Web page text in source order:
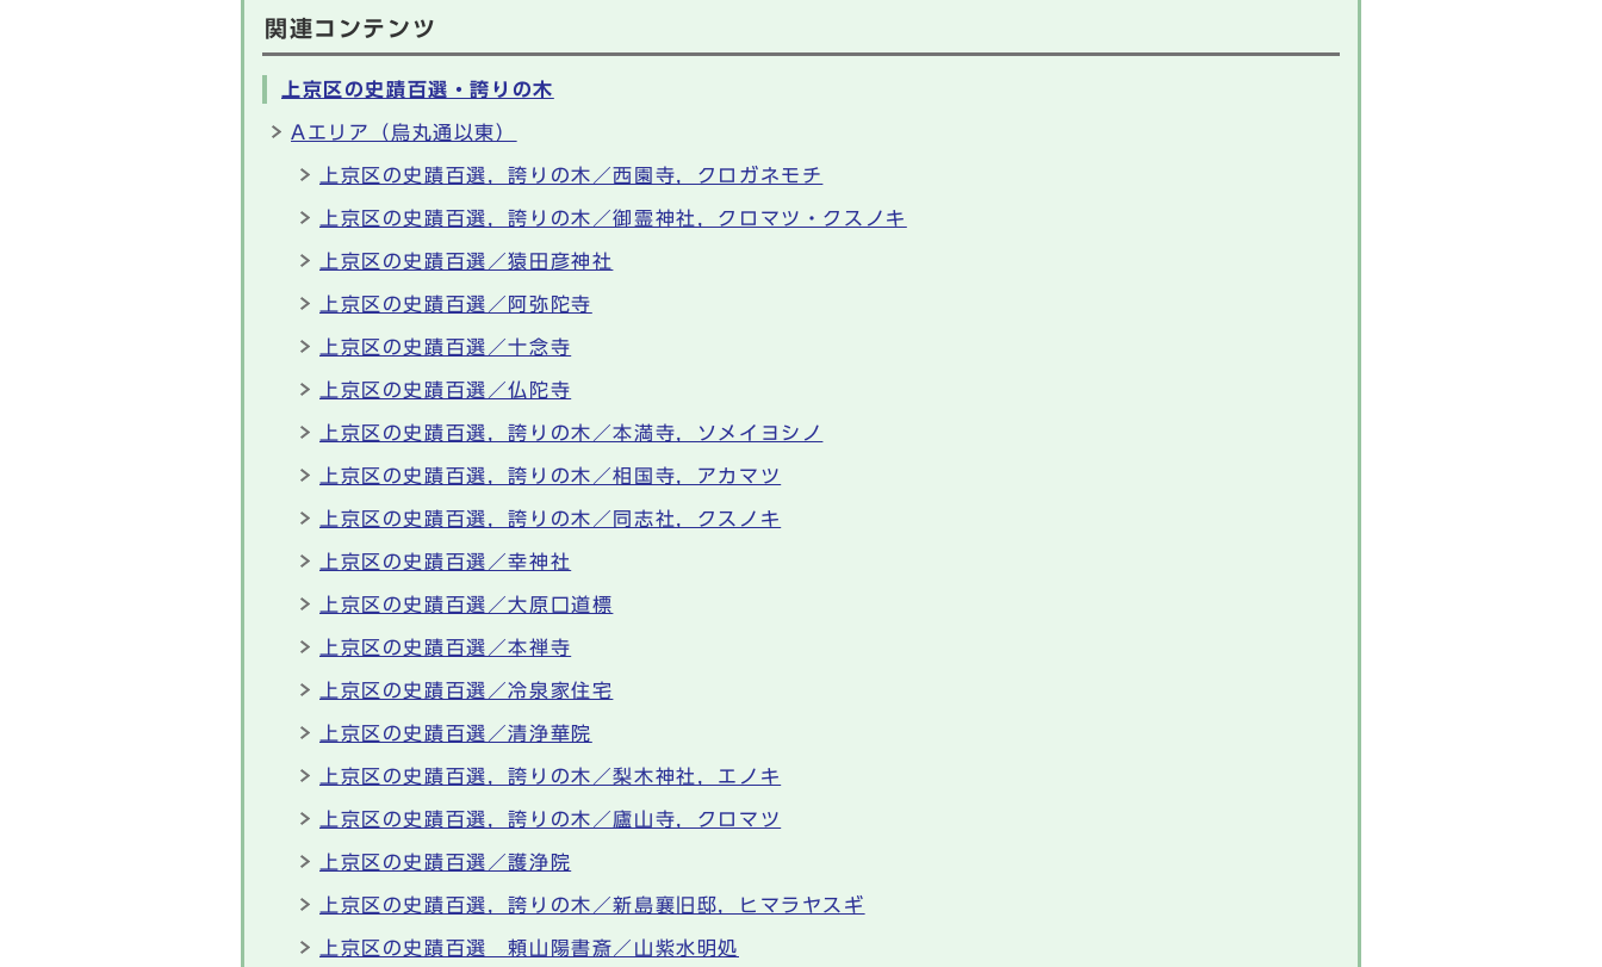
関連コンテンツ
上京区の史蹟百選・誇りの木
Aエリア（烏丸通以東）
上京区の史蹟百選，誇りの木／西園寺，クロガネモチ
上京区の史蹟百選，誇りの木／御霊神社，クロマツ・クスノキ
上京区の史蹟百選／猿田彦神社
上京区の史蹟百選／阿弥陀寺
上京区の史蹟百選／十念寺
上京区の史蹟百選／仏陀寺
上京区の史蹟百選，誇りの木／本満寺，ソメイヨシノ
上京区の史蹟百選，誇りの木／相国寺，アカマツ
上京区の史蹟百選，誇りの木／同志社，クスノキ
上京区の史蹟百選／幸神社
上京区の史蹟百選／大原口道標
上京区の史蹟百選／本禅寺
上京区の史蹟百選／冷泉家住宅
上京区の史蹟百選／清浄華院
上京区の史蹟百選，誇りの木／梨木神社，エノキ
上京区の史蹟百選，誇りの木／廬山寺，クロマツ
上京区の史蹟百選／護浄院
上京区の史蹟百選，誇りの木／新島襄旧邸，ヒマラヤスギ
上京区の史蹟百選 頼山陽書斎／山紫水明処